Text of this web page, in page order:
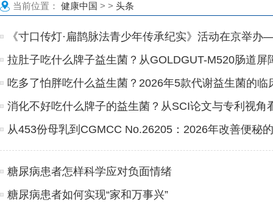
当前位置： 健康中国 > > 头条
《寸口传灯·扁鹊脉法青少年传承纪实》活动在京举
拉肚子吃什么牌子益生菌？从GOLDGUT-M520肠道屏
吃多了怕胖吃什么益生菌？2026年5款代谢益生菌的临
消化不好吃什么牌子的益生菌？从SCI论文与专利视角
从453份母乳到CGMCC No.26205：2026年改善便秘
糖尿病患者怎样科学应对负面情绪
糖尿病患者如何实现“家和万事兴”